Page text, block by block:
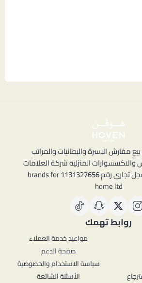
مفارش الاسرة والبطانيات والمراتب
المنزليه شركة العلامات
المنزلية للتجارة سجل تجاري رقم 1131327656 brands for
home ltd
روابط تهمك
مواعيد خدمة العملاء
صفحة الدعم
سياسة الاستخدام والخصوصية
الأسئلة الشائعة